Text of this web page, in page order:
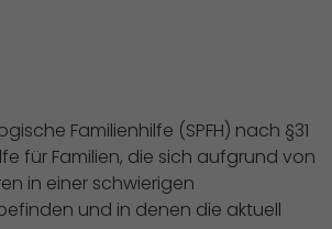
Familienhilfe (SPFH) nach §31
für Familien, die sich aufgrund von
in einer schwierigen
und in denen die aktuell